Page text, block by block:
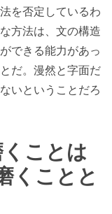
を否定しているわ
方法は、文の構造
できる能力があっ
だ。漫然と字面だ
いということだろ
ことは
くことと